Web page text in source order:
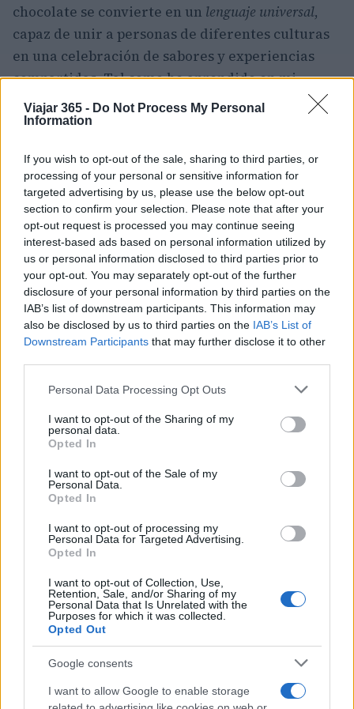
Viajar 365 - Do Not Process My Personal
Information
If you wish to opt-out of the sale, sharing to third parties, or
processing of your personal or sensitive information for
targeted advertising by us, please use the below opt-out
section to confirm your selection. Please note that after your
opt-out request is processed you may continue seeing
interest-based ads based on personal information utilized by
us or personal information disclosed to third parties prior to
your opt-out. You may separately opt-out of the further
disclosure of your personal information by third parties on the
IAB’s list of downstream participants. This information may
also be disclosed by us to third parties on the IAB’s List of
Downstream Participants that may further disclose it to other
Please note that this website/app uses one or more Google
not limited to your visit or usage behaviour. You may click to
grant or deny consent to Google and its third-party tags to
use your data for below specified purposes in below Google
consent section.
Personal Data Processing Opt Outs
I want to opt-out of the Sharing of my
personal data.
Opted In
I want to opt-out of the Sale of my
Personal Data.
Opted In
I want to opt-out of processing my
Personal Data for Targeted Advertising.
Opted In
I want to opt-out of Collection, Use,
Retention, Sale, and/or Sharing of my
Personal Data that Is Unrelated with the
Purposes for which it was collected.
Opted Out
Google consents
I want to allow Google to enable storage
chocolate se convierte en un lenguaje universal,
capaz de unir a personas de diferentes culturas
en una celebración de sabores y experiencias
compartidas. Tal como he aprendido en mi
trayectoria en el marketing digital, cada
experiencia cuenta una historia, y en este caso,
conectar a la comunidad y al turismo de manera
innovadora.
«`
AUTOR
Staff